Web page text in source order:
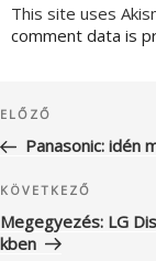
This site uses
comment data is
navigáció
Korábbi
bejegyzés
ELŐZŐ
Panasonic: idén
Következő
bejegyzés
KÖVETKEZŐ
Megegyezés: LG
kben